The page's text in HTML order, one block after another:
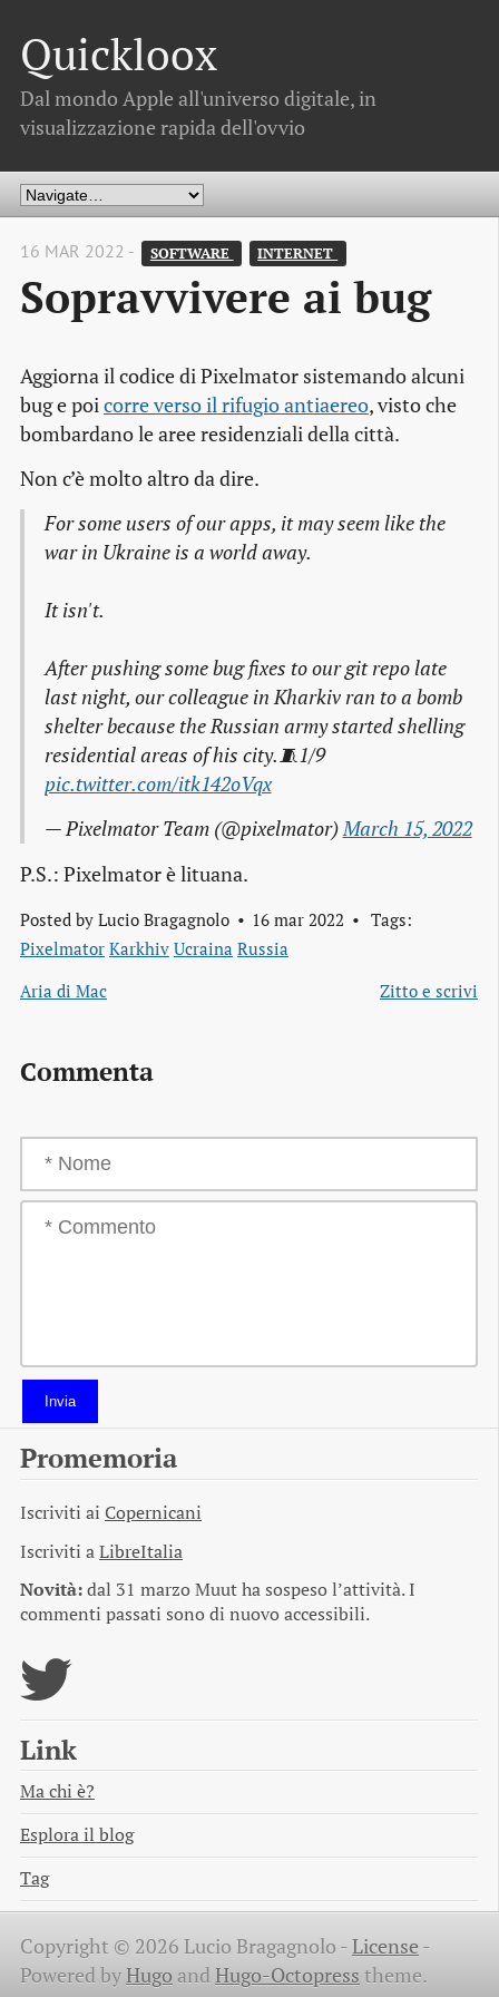
Quickloox
Dal mondo Apple all'universo digitale, in
visualizzazione rapida dell'ovvio
16 MAR 2022 - SOFTWARE INTERNET
Sopravvivere ai bug
Aggiorna il codice di Pixelmator sistemando alcuni
bug e poicorre verso il rifugio antiaereo, visto che
bombardano le aree residenziali della città.
Non c’è molto altro da dire.
For some users of our apps, it may seem like the
war in Ukraine is a world away.
It isn't.
After pushing some bug fixes to our git repo late
last night, our colleague in Kharkiv ran to a bomb
shelter because the Russian army started shelling
residential areas of his city.🧵1/9
pic.twitter.com/itk142oVqx
— Pixelmator Team (@pixelmator)March 15, 2022
P.S.: Pixelmator è lituana.
Posted by Lucio Bragagnolo 16 mar 2022
Tags:
Pixelmator Karkhiv Ucraina Russia
Aria di Mac
Zitto e scrivi
Commenta
Invia
Promemoria
Iscriviti ai Copernicani
Iscriviti aLibreItalia
Novità:dal 31 marzo Muut ha sospeso l’attività. I
commenti passati sono di nuovo accessibili.
Link
Ma chi è?
Esplora il blog
Tag
Copyright © 2026 Lucio Bragagnolo -License -
Powered byHugo and Hugo-Octopress theme.